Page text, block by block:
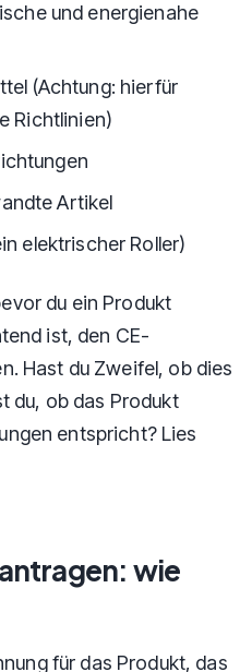
und energienahe
(Achtung: hierfür
Richtlinien)
Artikel
elektrischer Roller)
du ein Produkt
ist, den CE-
Hast du Zweifel, ob dies
du, ob das Produkt
entspricht? Lies
wie
für das Produkt, das